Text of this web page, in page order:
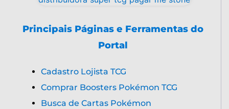
Principais Páginas e Ferramentas do
Portal
Cadastro Lojista TCG
Comprar Boosters Pokémon TCG
Busca de Cartas Pokémon